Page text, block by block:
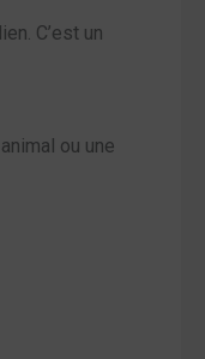
C’est un
ou une